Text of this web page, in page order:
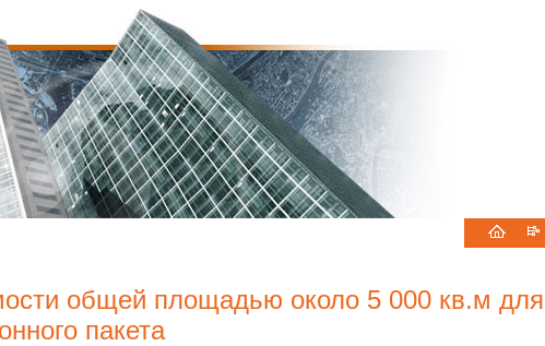
общей площадью около 5 000 кв.м для
пакета